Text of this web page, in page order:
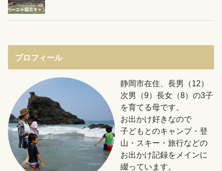
プロフィール
静岡市在住、長男（12）
次男（9）長女（8）の3子
を育てる母です。
お出かけ好きなので
子どもとのキャンプ・登
山・スキー・旅行などの
お出かけ記録をメインに
綴っています。